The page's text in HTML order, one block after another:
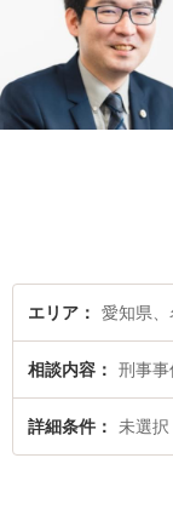
エリア 愛知県
相談内容 刑事事
詳細条件 未選択